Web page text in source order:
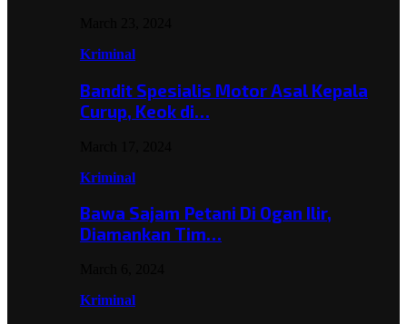
Kriminal
Bandit Spesialis Motor Asal Kepala
Curup, Keok di…
Kriminal
Bawa Sajam Petani Di Ogan Ilir,
Diamankan Tim…
Kriminal